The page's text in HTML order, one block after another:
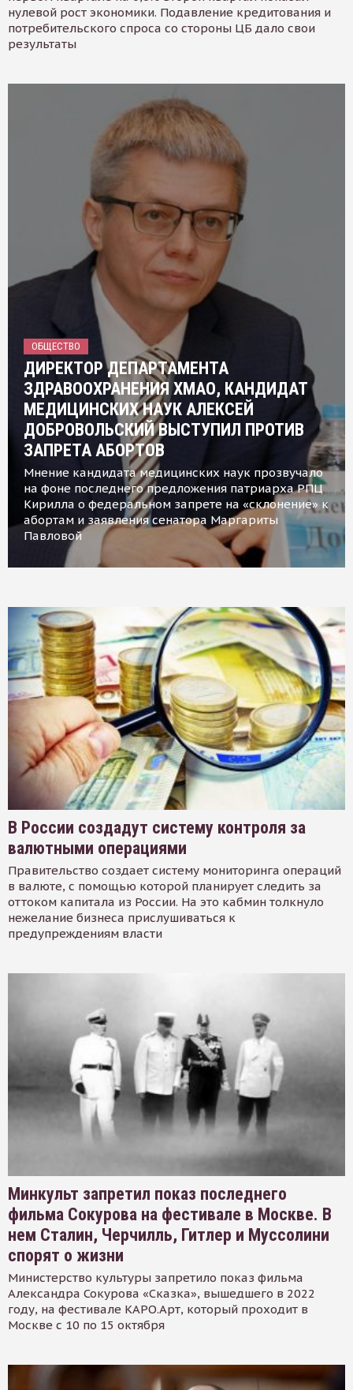
нулевой рост экономики. Подавление кредитования и
потребительского спроса со стороны ЦБ дало свои
результаты
ОБЩЕСТВО
ДИРЕКТОР ДЕПАРТАМЕНТА
ЗДРАВООХРАНЕНИЯ ХМАО, КАНДИДАТ
МЕДИЦИНСКИХ НАУК АЛЕКСЕЙ
ДОБРОВОЛЬСКИЙ ВЫСТУПИЛ ПРОТИВ
ЗАПРЕТА АБОРТОВ
Мнение кандидата медицинских наук прозвучало
на фоне последнего предложения патриарха РПЦ
Кирилла о федеральном запрете на «склонение» к
абортам и заявления сенатора Маргариты
Павловой
В России создадут систему контроля за
валютными операциями
Правительство создает систему мониторинга операций
в валюте, с помощью которой планирует следить за
оттоком капитала из России. На это кабмин толкнуло
нежелание бизнеса прислушиваться к
предупреждениям власти
Минкульт запретил показ последнего
фильма Сокурова на фестивале в Москве. В
нем Сталин, Черчилль, Гитлер и Муссолини
спорят о жизни
Министерство культуры запретило показ фильма
Александра Сокурова «Сказка», вышедшего в 2022
году, на фестивале КАРО.Арт, который проходит в
Москве с 10 по 15 октября